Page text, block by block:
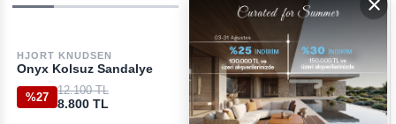
HJORT KNUDSEN
Onyx Kolsuz Sandalye
%27
12.100 TL
8.800 TL
HJORT KNUDSEN
Mirage Mustard Koltuk
%27
80.450 TL
58.600 TL